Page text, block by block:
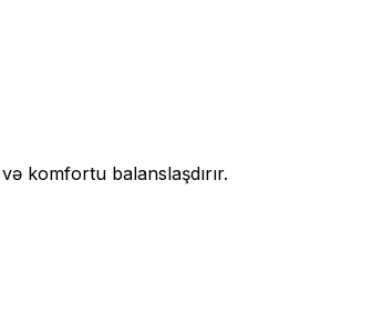
komfortu balanslaşdırır.